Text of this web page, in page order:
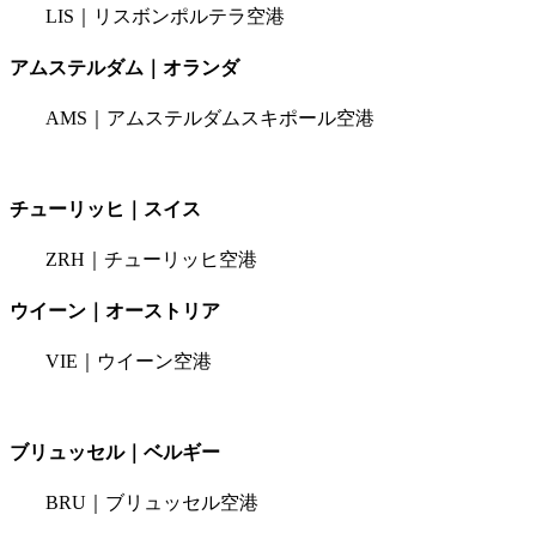
LIS｜リスボンポルテラ空港
アムステルダム｜オランダ
AMS｜アムステルダムスキポール空港
チューリッヒ｜スイス
ZRH｜チューリッヒ空港
ウイーン｜オーストリア
VIE｜ウイーン空港
ブリュッセル｜ベルギー
BRU｜ブリュッセル空港